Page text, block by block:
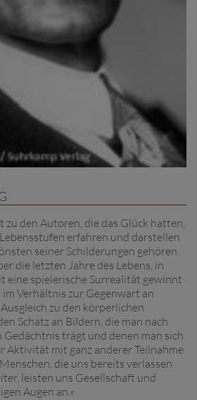
zu den Autoren, die das Glück hatten,
erfahren und darstellen
seiner Schilderungen gehören
die letzten Jahre des Lebens, in
eine spielerische Surrealität gewinnt
Verhältnis zur Gegenwart an
zu den körperlichen
Schatz an Bildern, die man nach
Gedächtnis trägt und denen man sich
Aktivität mit ganz anderer Teilnahme
die uns bereits verlassen
leisten uns Gesellschaft und
Augen an.«